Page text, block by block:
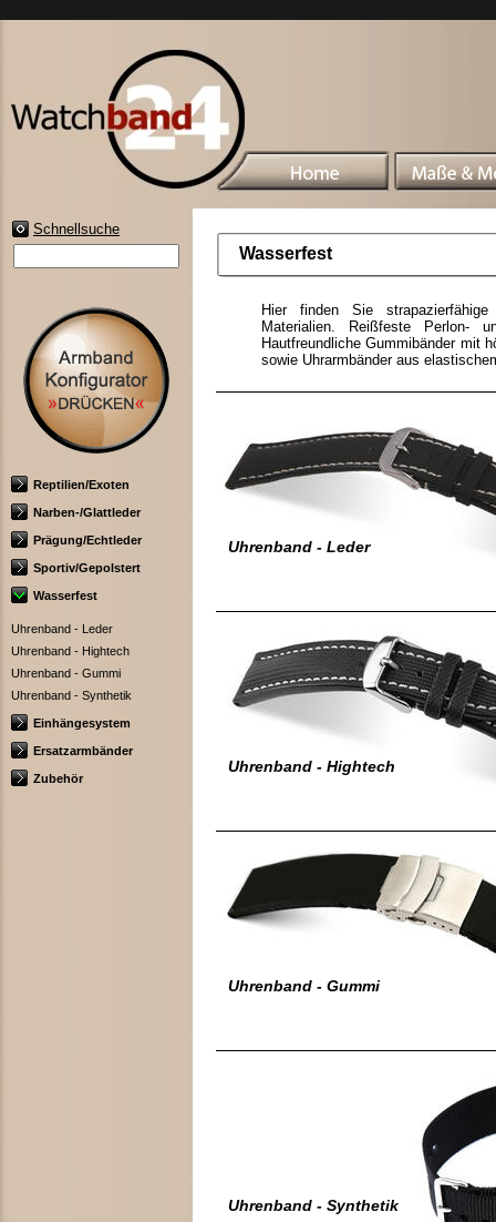
Schnellsuche
Reptilien/Exoten
Narben-/Glattleder
Prägung/Echtleder
Sportiv/Gepolstert
Wasserfest
Uhrenband - Leder
Uhrenband - Hightech
Uhrenband - Gummi
Uhrenband - Synthetik
Einhängesystem
Ersatzarmbänder
Zubehör
Wasserfest
Hier finden Sie
Materialien. Reißfeste Perlon-
Hautfreundliche Gummibänder mit
sowie Uhrarmbänder aus
Uhrenband - Leder
Uhrenband - Hightech
Uhrenband - Gummi
Uhrenband - Synthetik